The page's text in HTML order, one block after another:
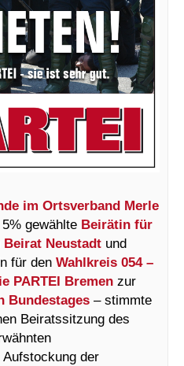
im Ortsverband Merle
gewählte Beirätin für
Beirat Neustadt und
für den Wahlkreis 054 –
PARTEI Bremen zur
Bundestages – stimmte
Beiratssitzung des
der